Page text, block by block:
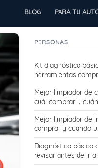
BLOG PARA TU
PERSONAS
Kit diagnóstico
herramientas
Mejor limpiador de
cuál comprar y
Mejor limpiador de
comprar y cuándo
Diagnóstico básico
revisar antes de ir